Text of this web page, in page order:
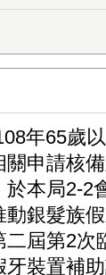
年65歲
關申請核
本局2-2
銀髮族
屆第2次
裝置補